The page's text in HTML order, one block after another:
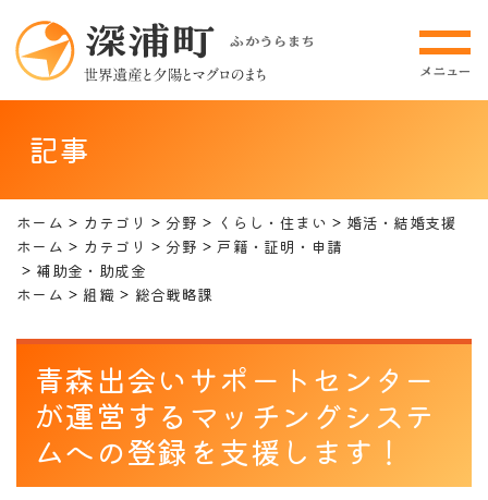
記事
ホーム カテゴリ 分野 くらし・住まい
婚活・結婚支援
ホーム
カテゴリ 分野
戸籍・証明・申請
補助金・助成金
ホーム
組織 総合戦略課
青森出会いサポートセンター
が運営するマッチングシステ
ムへの登録を支援します！